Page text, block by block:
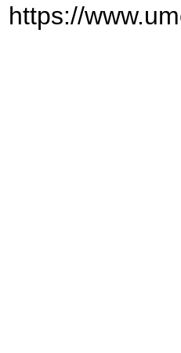
https://